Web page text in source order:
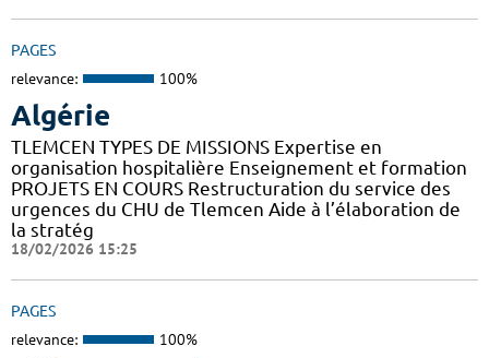
PAGES
relevance: 100%
Algérie
TLEMCEN TYPES DE MISSIONS Expertise en
organisation hospitalière Enseignement et formation
PROJETS EN COURS Restructuration du service des
urgences du CHU de Tlemcen Aide à l’élaboration de
la stratég
18/02/2026 15:25
PAGES
relevance: 100%